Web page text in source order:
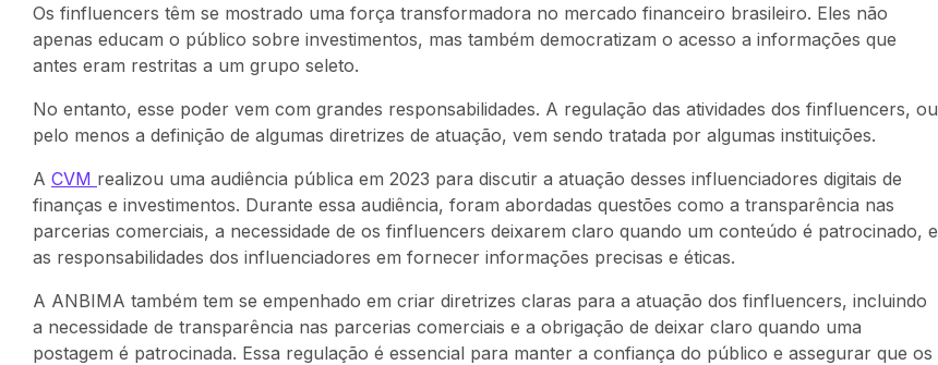
Os finfluencers têm se mostrado uma força transformadora no mercado financeiro brasileiro. Eles não
apenas educam o público sobre investimentos, mas também democratizam o acesso a informações que
antes eram restritas a um grupo seleto.
No entanto, esse poder vem com grandes responsabilidades. A regulação das atividades dos finfluencers, ou
pelo menos a definição de algumas diretrizes de atuação, vem sendo tratada por algumas instituições.
A CVM realizou uma audiência pública em 2023 para discutir a atuação desses influenciadores digitais de
finanças e investimentos. Durante essa audiência, foram abordadas questões como a transparência nas
parcerias comerciais, a necessidade de os finfluencers deixarem claro quando um conteúdo é patrocinado, e
as responsabilidades dos influenciadores em fornecer informações precisas e éticas.
A ANBIMA também tem se empenhado em criar diretrizes claras para a atuação dos finfluencers, incluindo
a necessidade de transparência nas parcerias comerciais e a obrigação de deixar claro quando uma
postagem é patrocinada. Essa regulação é essencial para manter a confiança do público e assegurar que os